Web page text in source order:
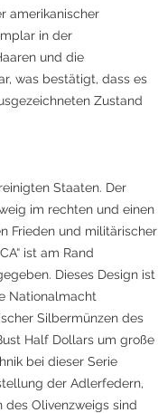
amerikanischer
in der
und die
was bestätigt, dass es
Zustand
Staaten. Der
im rechten und einen
Frieden und militärischer
ist am Rand
Dieses Design ist
Nationalmacht
Silbermünzen des
Half Dollars um große
bei dieser Serie
der Adlerfedern,
Olivenzweigs sind